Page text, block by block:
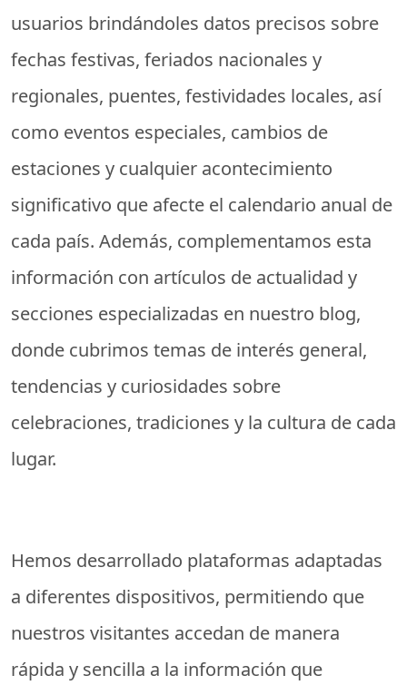
usuarios brindándoles datos precisos sobre
fechas festivas, feriados nacionales y
regionales, puentes, festividades locales, así
como eventos especiales, cambios de
estaciones y cualquier acontecimiento
significativo que afecte el calendario anual de
cada país. Además, complementamos esta
información con artículos de actualidad y
secciones especializadas en nuestro blog,
donde cubrimos temas de interés general,
tendencias y curiosidades sobre
celebraciones, tradiciones y la cultura de cada
lugar.
Hemos desarrollado plataformas adaptadas
a diferentes dispositivos, permitiendo que
nuestros visitantes accedan de manera
rápida y sencilla a la información que